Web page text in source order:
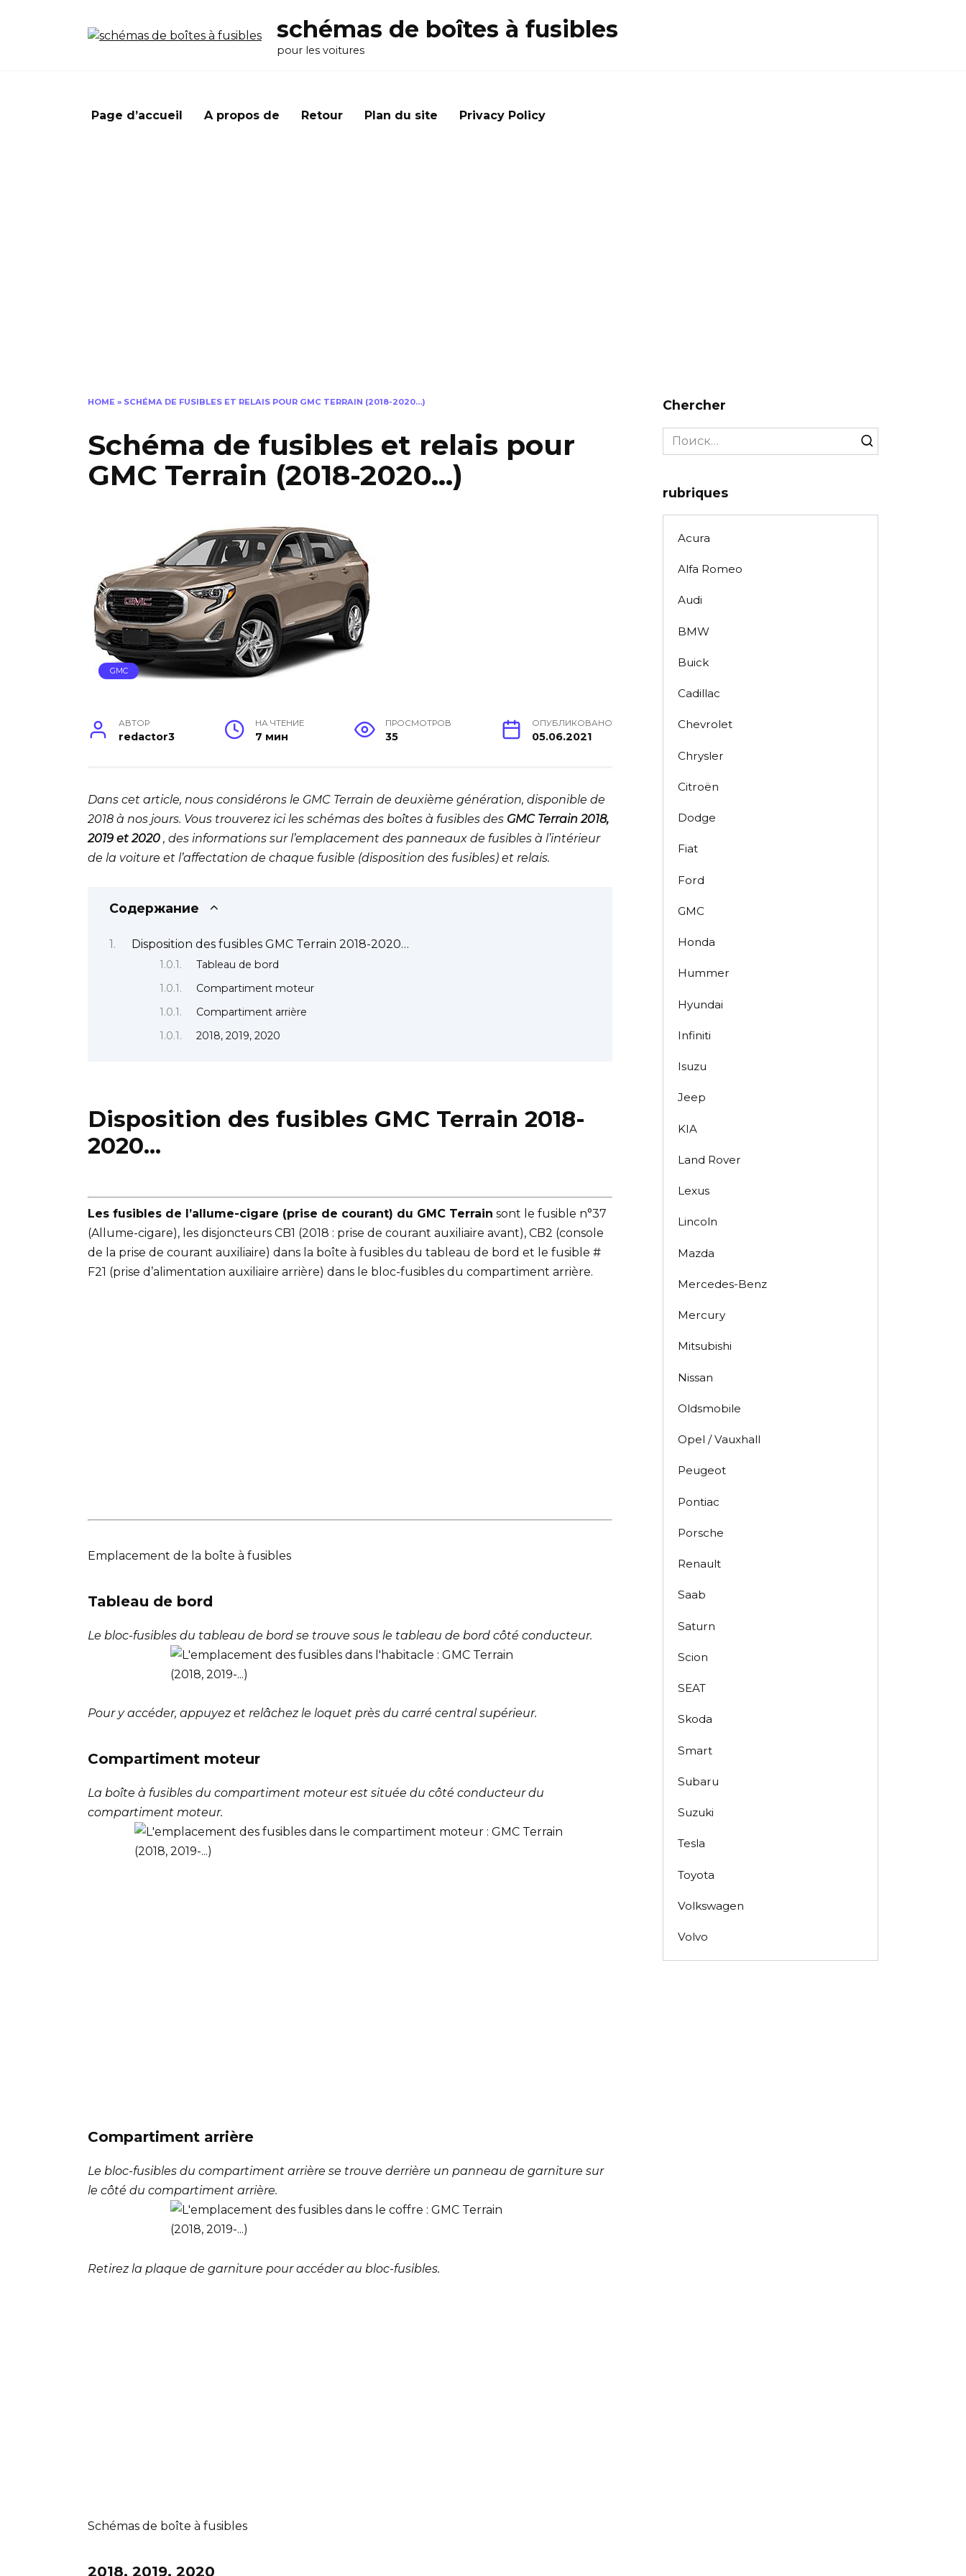
schémas de boîtes à fusibles
pour les voitures
Page d’accueil A propos de Retour Plan du site Privacy Policy
HOME » SCHÉMA DE FUSIBLES ET RELAIS POUR GMC TERRAIN (2018-2020…)
Schéma de fusibles et relais pour
GMC Terrain (2018-2020…)
GMC
АВТОР
redactor3
НА ЧТЕНИЕ
7 мин
ПРОСМОТРОВ
35
ОПУБЛИКОВАНО
05.06.2021
Dans cet article, nous considérons le GMC Terrain de deuxième génération, disponible de
2018 à nos jours. Vous trouverez ici les schémas des boîtes à fusibles des GMC Terrain 2018,
2019 et 2020 , des informations sur l’emplacement des panneaux de fusibles à l’intérieur
de la voiture et l’affectation de chaque fusible (disposition des fusibles) et relais.
Содержание
Disposition des fusibles GMC Terrain 2018-2020…
Tableau de bord
Compartiment moteur
Compartiment arrière
2018, 2019, 2020
Disposition des fusibles GMC Terrain 2018-
2020…
Les fusibles de l’allume-cigare (prise de courant) du GMC Terrain sont le fusible n°37
(Allume-cigare), les disjoncteurs CB1 (2018 : prise de courant auxiliaire avant), CB2 (console
de la prise de courant auxiliaire) dans la boîte à fusibles du tableau de bord et le fusible #
F21 (prise d’alimentation auxiliaire arrière) dans le bloc-fusibles du compartiment arrière.
Emplacement de la boîte à fusibles
Tableau de bord
Le bloc-fusibles du tableau de bord se trouve sous le tableau de bord côté conducteur.
Pour y accéder, appuyez et relâchez le loquet près du carré central supérieur.
Compartiment moteur
La boîte à fusibles du compartiment moteur est située du côté conducteur du
compartiment moteur.
Compartiment arrière
Le bloc-fusibles du compartiment arrière se trouve derrière un panneau de garniture sur
le côté du compartiment arrière.
Retirez la plaque de garniture pour accéder au bloc-fusibles.
Schémas de boîte à fusibles
2018, 2019, 2020
Chercher
Search
for:
rubriques
Acura
Alfa Romeo
Audi
BMW
Buick
Cadillac
Chevrolet
Chrysler
Citroën
Dodge
Fiat
Ford
GMC
Honda
Hummer
Hyundai
Infiniti
Isuzu
Jeep
KIA
Land Rover
Lexus
Lincoln
Mazda
Mercedes-Benz
Mercury
Mitsubishi
Nissan
Oldsmobile
Opel / Vauxhall
Peugeot
Pontiac
Porsche
Renault
Saab
Saturn
Scion
SEAT
Skoda
Smart
Subaru
Suzuki
Tesla
Toyota
Volkswagen
Volvo